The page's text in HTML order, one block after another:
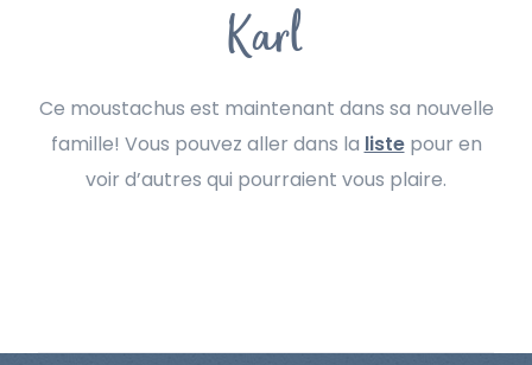
Karl
Ce moustachus est maintenant dans sa nouvelle
famille! Vous pouvez aller dans la listepour en
voir d’autres qui pourraient vous plaire.